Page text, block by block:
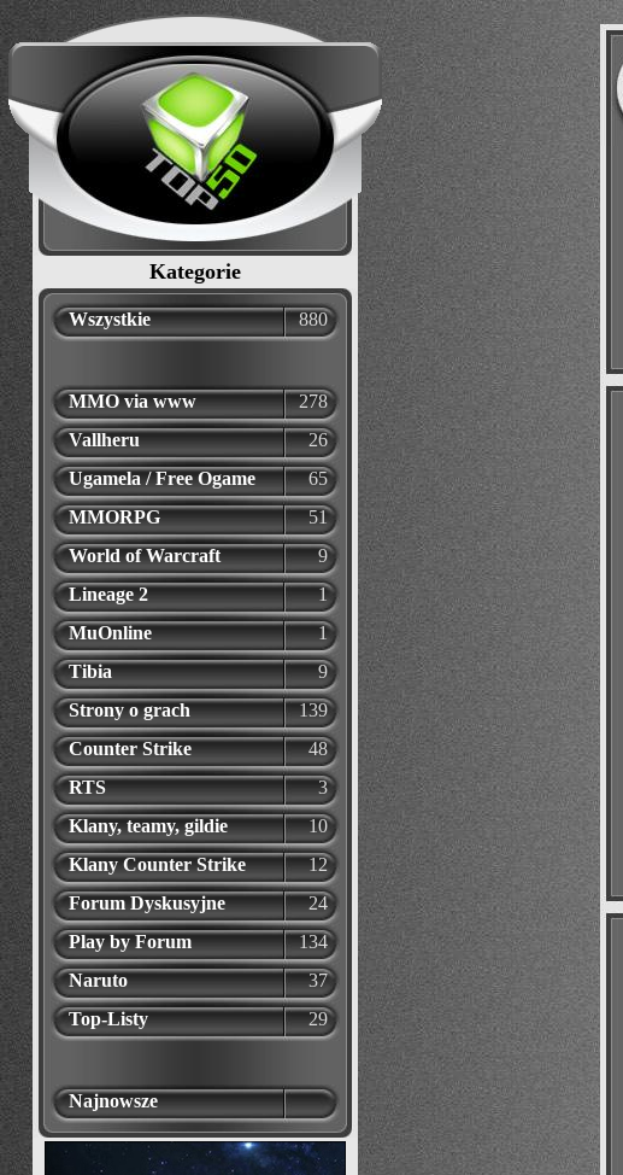
Kategorie
Wszystkie 880
MMO via www
278
Vallheru
26
Ugamela / Free Ogame
65
MMORPG
51
World of Warcraft
9
Lineage 2
1
MuOnline
1
Tibia
9
Strony o grach
139
Counter Strike
48
RTS
3
Klany, teamy, gildie
10
Klany Counter Strike
12
Forum Dyskusyjne
24
Play by Forum
134
Naruto
37
Top-Listy
29
Najnowsze